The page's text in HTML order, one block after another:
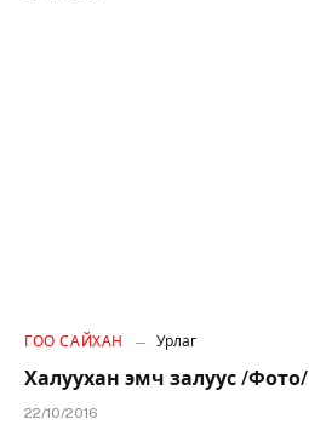
ГОО САЙХАН Урлаг
Халуухан эмч залуус /Фото/
22/10/2016